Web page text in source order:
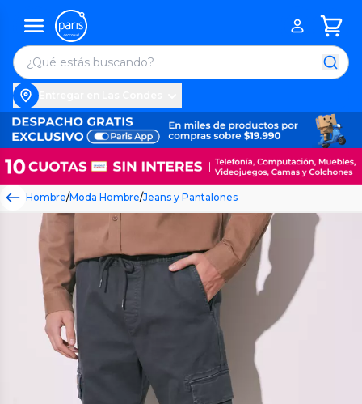
Hombre/Moda Hombre/Jeans y Pantalones